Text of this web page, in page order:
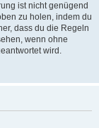
ist nicht genügend
zu holen, indem du
dass du die Regeln
wenn ohne
wird.